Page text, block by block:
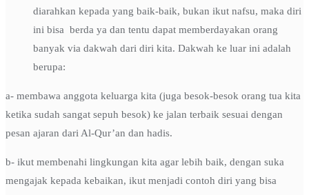
diarahkan kepada yang baik-baik, bukan ikut nafsu, maka diri
ini bisa berda ya dan tentu dapat memberdayakan orang
banyak via dakwah dari diri kita. Dakwah ke luar ini adalah
berupa:
a- membawa anggota keluarga kita (juga besok-besok orang tua kita
ketika sudah sangat sepuh besok) ke jalan terbaik sesuai dengan
pesan ajaran dari Al-Qur’an dan hadis.
b- ikut membenahi lingkungan kita agar lebih baik, dengan suka
mengajak kepada kebaikan, ikut menjadi contoh diri yang bisa